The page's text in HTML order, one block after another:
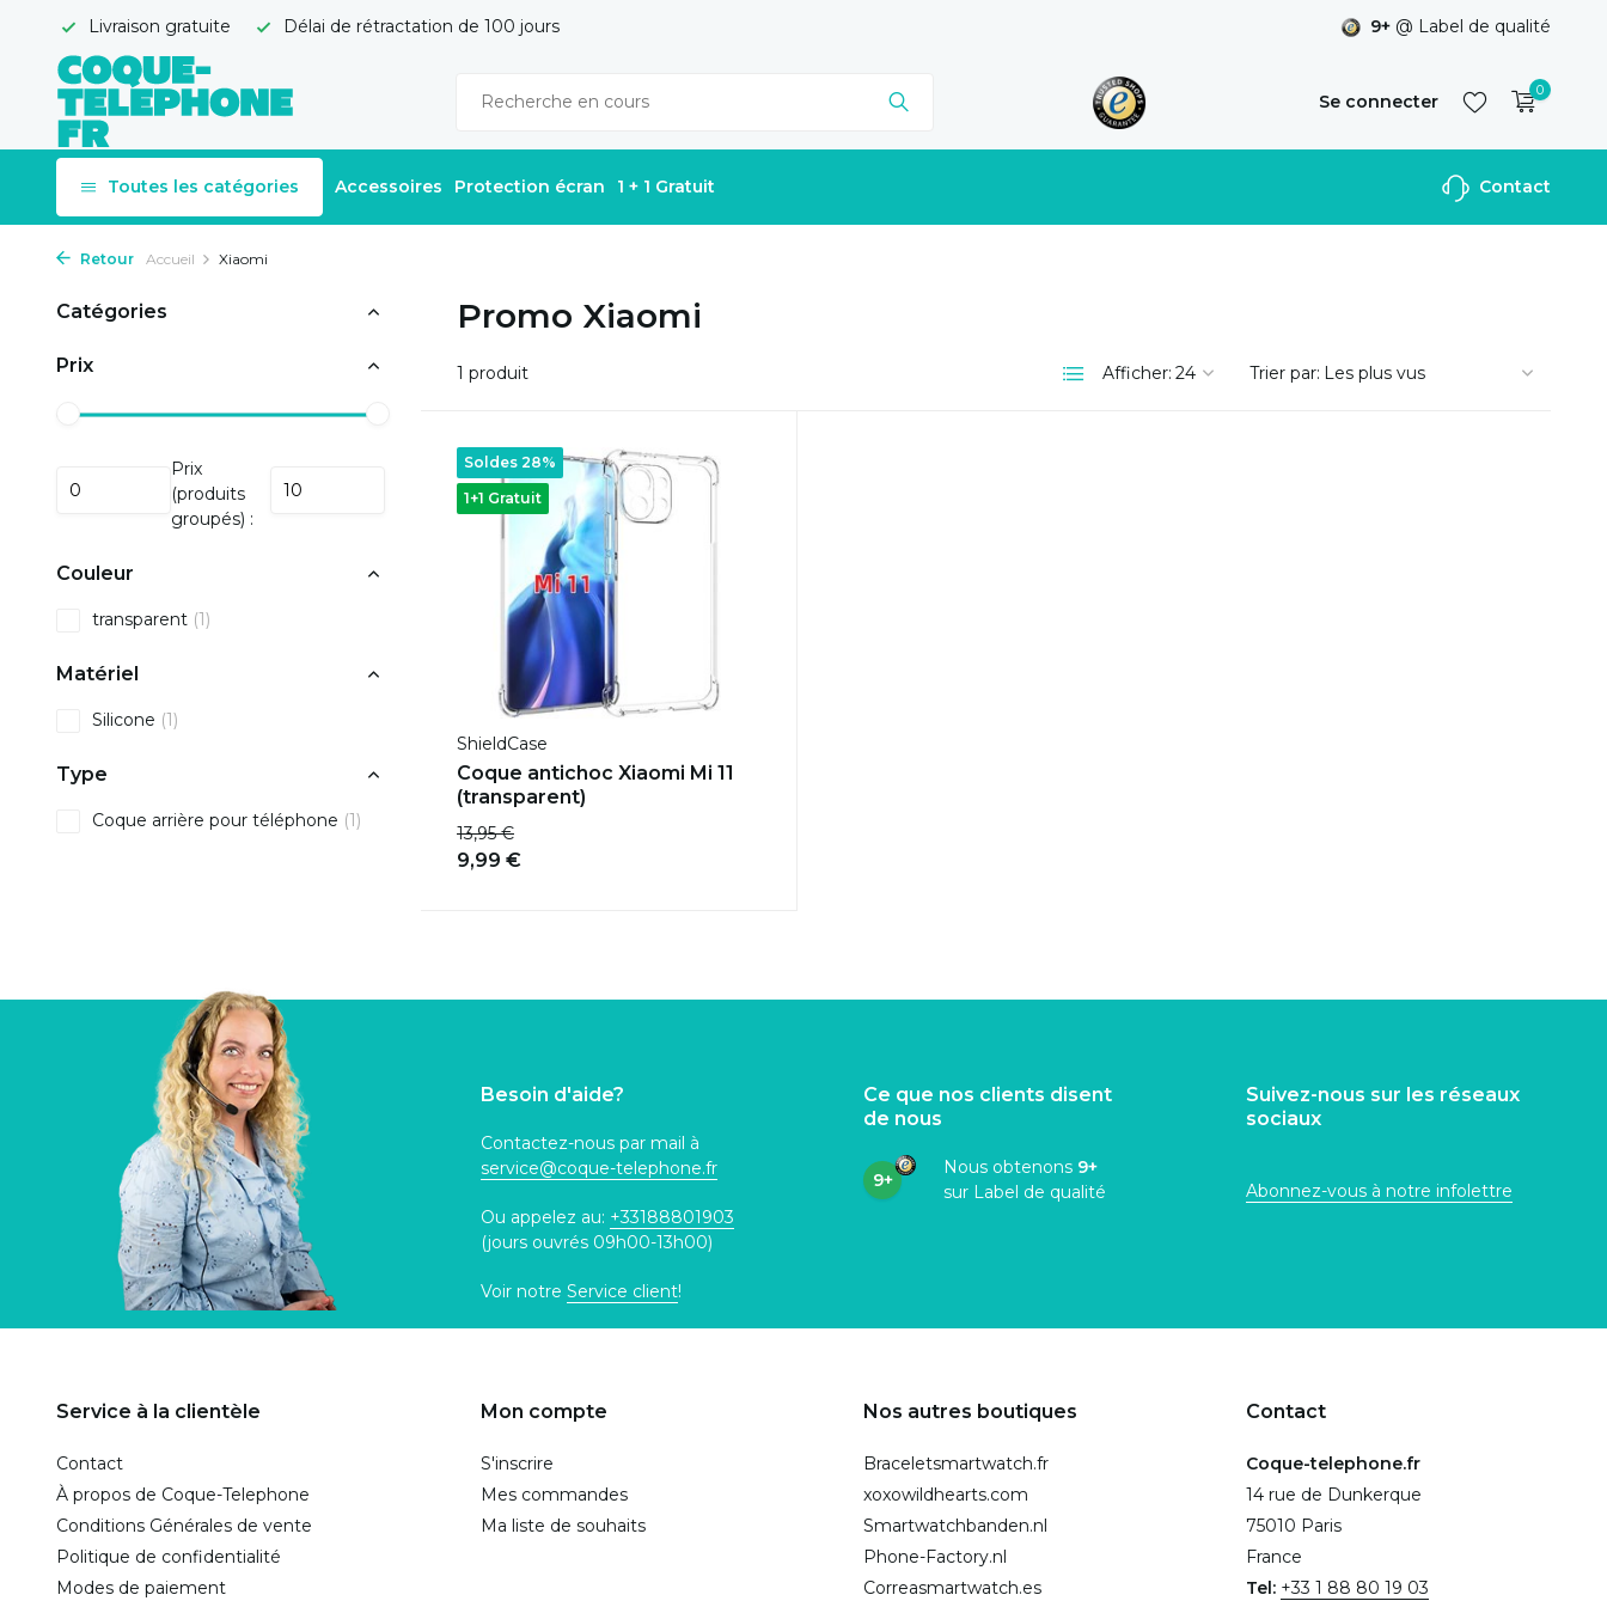
Livraison gratuite Délai de rétractation de 100 jours 9+ @ Label de qualité
Se connecter
S'inscrire
0
Toutes les catégories Accessoires Protection écran 1 + 1 Gratuit Contact
Retour Accueil Xiaomi
Catégories
Prix
Prix
(produits
groupés) :
Couleur
transparent (1)
Matériel
Silicone (1)
Type
Coque arrière pour téléphone (1)
Promo Xiaomi
1 produit Afficher: Trier par:
1+1 Gratuit
Soldes 28%
ShieldCase
Coque antichoc Xiaomi Mi 11
(transparent)
13,95 €
9,99 €
Besoin d'aide?
Contactez-nous par mail à
service@coque-telephone.fr
Ou appelez au: +33188801903
(jours ouvrés 09h00-13h00)
Voir notre Service client!
Ce que nos clients disent
de nous
9+
Nous obtenons 9+
sur Label de qualité
Suivez-nous sur les réseaux
sociaux
Abonnez-vous à notre infolettre
Service à la clientèle
Contact
À propos de Coque-Telephone
Conditions Générales de vente
Politique de confidentialité
Modes de paiement
Mon compte
S'inscrire
Mes commandes
Ma liste de souhaits
Nos autres boutiques
Braceletsmartwatch.fr
xoxowildhearts.com
Smartwatchbanden.nl
Phone-Factory.nl
Correasmartwatch.es
Contact
Coque-telephone.fr
14 rue de Dunkerque
75010 Paris
France
Tel: +33 1 88 80 19 03